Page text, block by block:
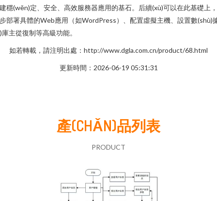
穩(wěn)定、安全、高效服務器應用的基石。后續(xù)可以在此基礎上
部署具體的Web應用（如WordPress）、配置虛擬主機、設置數(shù)
庫主從復制等高級功能。
如若轉載，請注明出處：http://www.dgla.com.cn/product/68.html
更新時間：2026-06-19 05:31:31
產(CHǍN)品列表
PRODUCT